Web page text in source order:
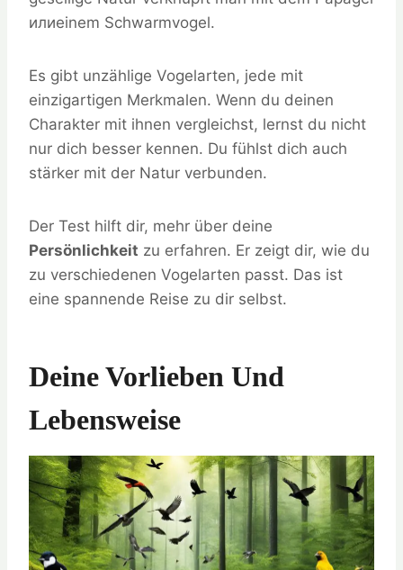
илиeinem Schwarmvogel.
Es gibt unzählige Vogelarten, jede mit
einzigartigen Merkmalen. Wenn du deinen
Charakter mit ihnen vergleichst, lernst du nicht
nur dich besser kennen. Du fühlst dich auch
stärker mit der Natur verbunden.
Der Test hilft dir, mehr über deine
Persönlichkeit zu erfahren. Er zeigt dir, wie du
zu verschiedenen Vogelarten passt. Das ist
eine spannende Reise zu dir selbst.
Deine Vorlieben Und
Lebensweise